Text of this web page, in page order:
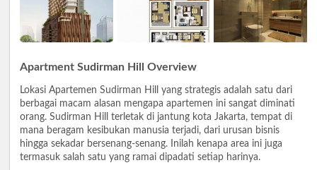
Apartment Sudirman Hill Overview
Lokasi Apartemen Sudirman Hill yang strategis adalah satu dari
berbagai macam alasan mengapa apartemen ini sangat diminati
orang. Sudirman Hill terletak di jantung kota Jakarta, tempat di
mana beragam kesibukan manusia terjadi, dari urusan bisnis
hingga sekadar bersenang-senang. Inilah kenapa area ini juga
termasuk salah satu yang ramai dipadati setiap harinya.